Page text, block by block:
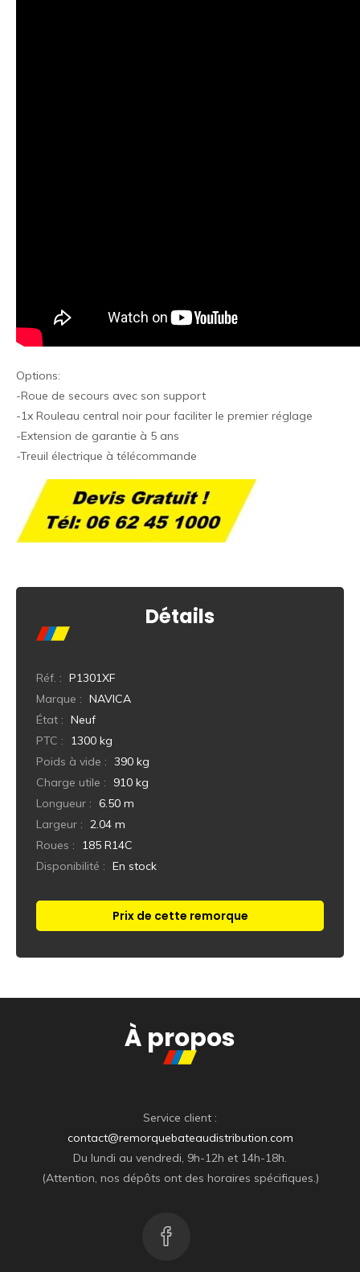
Options:
-Roue de secours avec son support
-1x Rouleau central noir pour faciliter le premier réglage
-Extension de garantie à 5 ans
-Treuil électrique à télécommande
Détails
Réf. : P1301XF
Marque : NAVICA
État : Neuf
PTC :
1300 kg
Poids à vide : 390 kg
Charge utile :
910 kg
Longueur : 6.50 m
Largeur : 2.04 m
Roues :
185 R14C
Disponibilité : En stock
Prix de cette remorque
Réponse immédiate
À propos
Service client :
contact@remorquebateaudistribution.com
Du lundi au vendredi, 9h-12h et 14h-18h.
(Attention, nos dépôts ont des horaires spécifiques.)